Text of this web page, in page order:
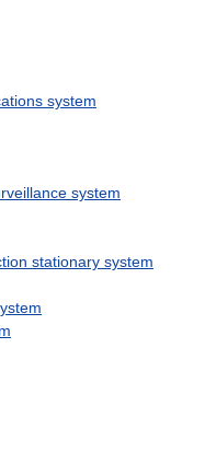
system
system
stationary system